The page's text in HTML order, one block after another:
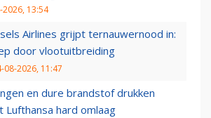
2026, 13:54
Airlines grijpt ternauwernood in:
door vlootuitbreiding
08-2026, 11:47
en dure brandstof drukken
Lufthansa hard omlaag